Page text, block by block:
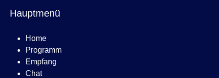
Hauptmenü
Home
Programm
Empfang
Chat